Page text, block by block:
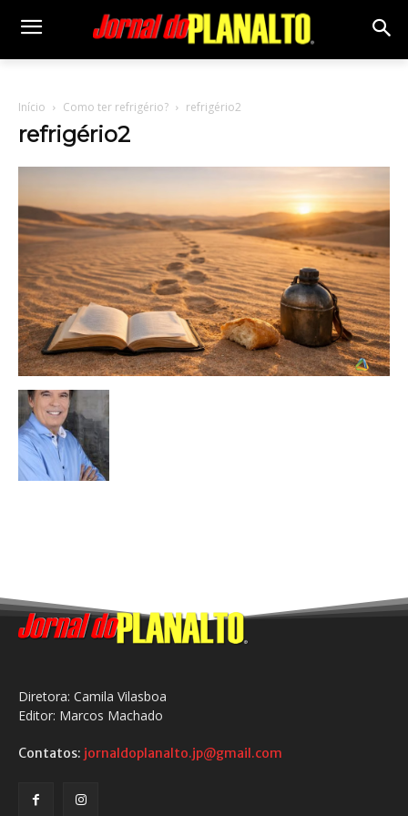
Início Como ter refrigério? refrigério2
refrigério2
Diretora: Camila Vilasboa
Editor: Marcos Machado
Contatos: jornaldoplanalto.jp@gmail.com